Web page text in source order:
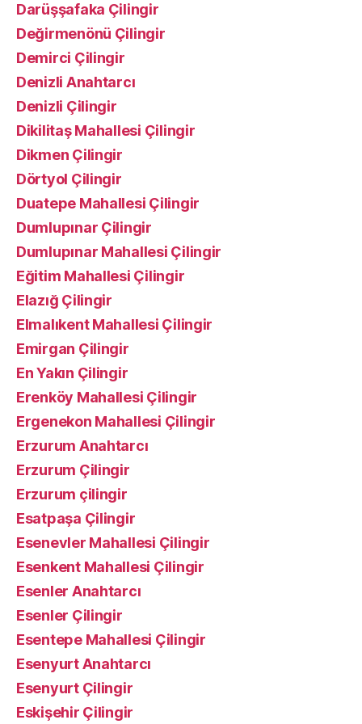
Darüşşafaka Çilingir
Değirmenönü Çilingir
Demirci Çilingir
Denizli Anahtarcı
Denizli Çilingir
Dikilitaş Mahallesi Çilingir
Dikmen Çilingir
Dörtyol Çilingir
Duatepe Mahallesi Çilingir
Dumlupınar Çilingir
Dumlupınar Mahallesi Çilingir
Eğitim Mahallesi Çilingir
Elazığ Çilingir
Elmalıkent Mahallesi Çilingir
Emirgan Çilingir
En Yakın Çilingir
Erenköy Mahallesi Çilingir
Ergenekon Mahallesi Çilingir
Erzurum Anahtarcı
Erzurum Çilingir
Erzurum çilingir
Esatpaşa Çilingir
Esenevler Mahallesi Çilingir
Esenkent Mahallesi Çilingir
Esenler Anahtarcı
Esenler Çilingir
Esentepe Mahallesi Çilingir
Esenyurt Anahtarcı
Esenyurt Çilingir
Eskişehir Çilingir